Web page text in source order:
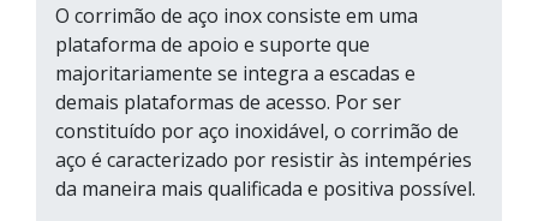
O corrimão de aço inox consiste em uma
plataforma de apoio e suporte que
majoritariamente se integra a escadas e
demais plataformas de acesso. Por ser
constituído por aço inoxidável, o corrimão de
aço é caracterizado por resistir às intempéries
da maneira mais qualificada e positiva possível.